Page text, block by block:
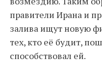
правители Ирана и
залива ищут новую
тех, кто её будит,
способствовал ей.